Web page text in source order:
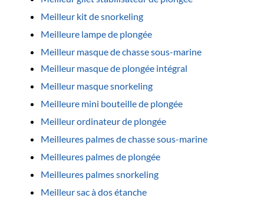
Meilleur kit de snorkeling
Meilleure lampe de plongée
Meilleur masque de chasse sous-marine
Meilleur masque de plongée intégral
Meilleur masque snorkeling
Meilleure mini bouteille de plongée
Meilleur ordinateur de plongée
Meilleures palmes de chasse sous-marine
Meilleures palmes de plongée
Meilleures palmes snorkeling
Meilleur sac à dos étanche